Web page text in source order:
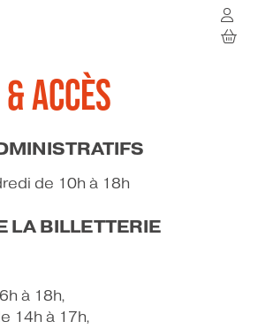
ACCÈS
de 10h à 18h
LA BILLETTERIE
à 18h,
14h à 17h,